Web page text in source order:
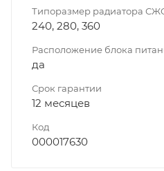
Типоразмер радиатора
240, 280, 360
Расположение блока
да
Срок гарантии
12 месяцев
Код
000017630